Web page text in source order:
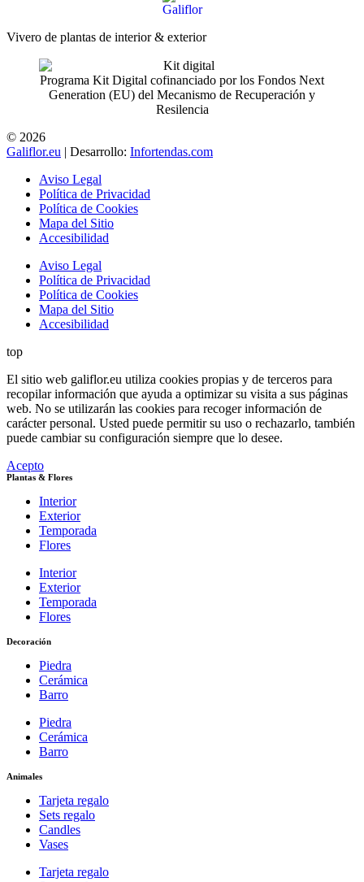
Vivero de plantas de interior & exterior
Programa Kit Digital cofinanciado por los Fondos Next
Generation (EU) del Mecanismo de Recuperación y
Resilencia
© 2026
Galiflor.eu | Desarrollo: Infortendas.com
Aviso Legal
Política de Privacidad
Política de Cookies
Mapa del Sitio
Accesibilidad
Aviso Legal
Política de Privacidad
Política de Cookies
Mapa del Sitio
Accesibilidad
top
El sitio web galiflor.eu utiliza cookies propias y de terceros para
recopilar información que ayuda a optimizar su visita a sus páginas
web. No se utilizarán las cookies para recoger información de
carácter personal. Usted puede permitir su uso o rechazarlo, también
puede cambiar su configuración siempre que lo desee.
Acepto
Plantas & Flores
Interior
Exterior
Temporada
Flores
Interior
Exterior
Temporada
Flores
Decoración
Piedra
Cerámica
Barro
Piedra
Cerámica
Barro
Animales
Tarjeta regalo
Sets regalo
Candles
Vases
Tarjeta regalo